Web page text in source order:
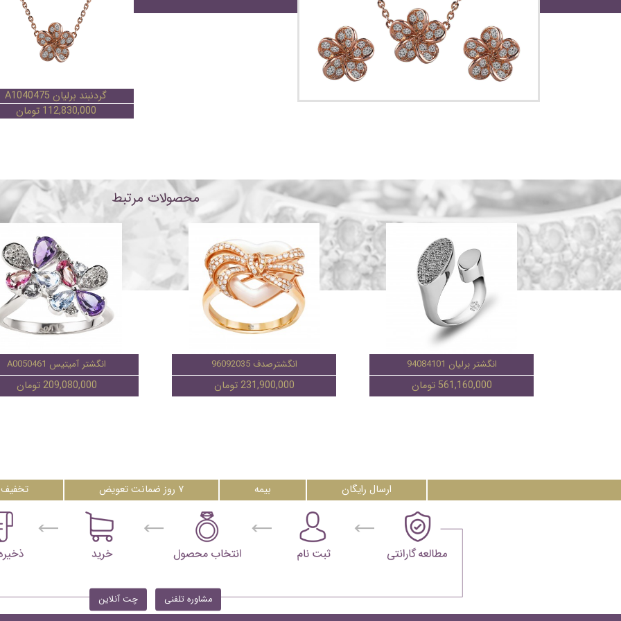
گوشواره برلیان A1040476
گردنبند برلیان A1040475
112,830,000 تومان
محصولات مرتبط
انگشتر برلیان 94084101
561,160,000 تومان
انگشترصدف 96092035
231,900,000 تومان
انگشتر آمیتیس A0050461
209,080,000 تومان
ارسال رایگان بیمه ۷ روز ضمانت تعویض
مشاوره تلفنی چت آنلاین